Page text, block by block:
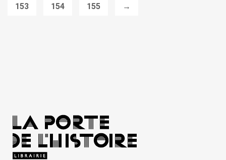
153 154 155 →